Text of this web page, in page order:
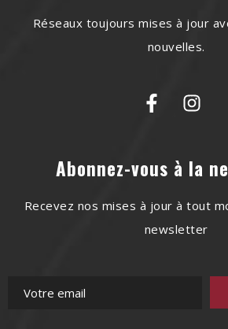
Réseaux toujours mises à jour
nouvelles.
Abonnez-vous à la
Recevez nos mises à jour à tout
newsletter